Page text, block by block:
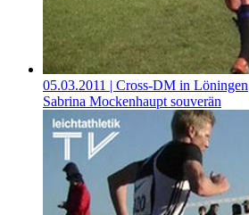
05.03.2011 | Cross-DM in Löningen
Sabrina Mockenhaupt souverän